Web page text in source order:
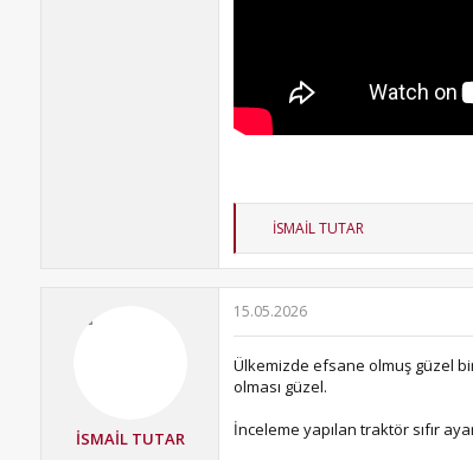
T
p
l
e
r
:
İSMAİL TUTAR
İSMAİL TUTAR
15.05.2026
Ülkemizde efsane olmuş güzel
olması güzel.
İnceleme yapılan traktör sıfır